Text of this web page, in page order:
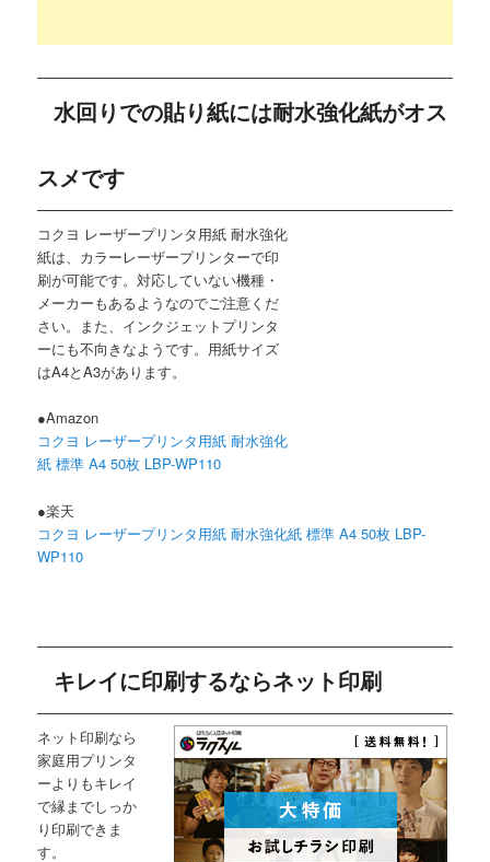
水回りでの貼り紙には耐水強化紙がオス
スメです
コクヨ レーザープリンタ用紙 耐水強化
紙は、カラーレーザープリンターで印
刷が可能です。対応していない機種・
メーカーもあるようなのでご注意くだ
さい。また、インクジェットプリンタ
ーにも不向きなようです。用紙サイズ
はA4とA3があります。
●Amazon
コクヨ レーザープリンタ用紙 耐水強化
紙 標準 A4 50枚 LBP-WP110
●楽天
コクヨ レーザープリンタ用紙 耐水強化紙 標準 A4 50枚 LBP-
WP110
キレイに印刷するならネット印刷
ネット印刷なら
家庭用プリンタ
ーよりもキレイ
で縁までしっか
り印刷できま
す。